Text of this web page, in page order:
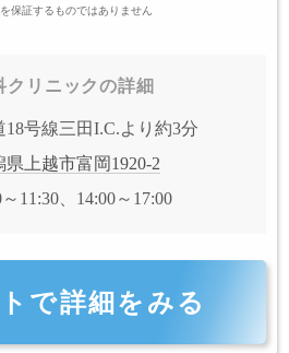
保証するものではありません
クリニックの詳細
18号線三田I.C.より約3分
県上越市富岡1920-2
11:30、14:00～17:00
で詳細をみる